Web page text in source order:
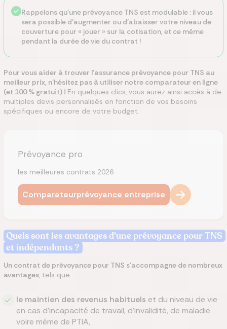
Rappelons qu’une prévoyance TNS est modulable : il vous
sera possible d’augmenter ou d’abaisser votre niveau de
couverture pour « jouer » sur la cotisation, et ce même
pendant la durée de vie du contrat !
Pour vous aider à trouver l’assurance prévoyance pour TNS au
meilleur prix, n’hésitez pas à utiliser notre comparateur en ligne
(et 100 % gratuit) ! En quelques clics, vous aurez ainsi accès à de
multiples devis personnalisés en fonction de vos besoins
spécifiques ou encore de votre budget.
Prévoyance pro
les meilleures contrats 2026
Comparateurprévoyance entreprise
Quels sont les avantages d’une prévoyance pour TNS
et indépendants ?
Un contrat de prévoyance pour TNS s’accompagne de nombreux
avantages, tels que :
le maintien des revenus habituels et du niveau de vie
en cas d’incapacité de travail, d’invalidité, de maladie
voire même de PTIA,